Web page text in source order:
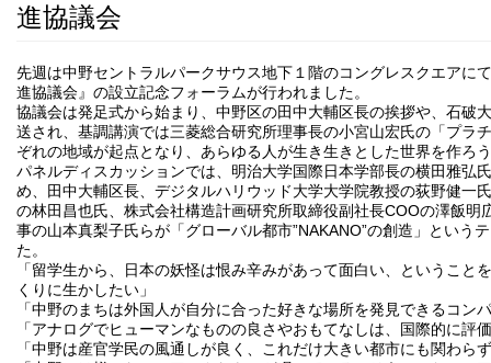
進協議会
先週は中野セントラルパークサウス地下１階のコングレスクエアに
進協議会』の設立記念フォーラムが行われました。
協議会は発足式から始まり、中野区の田中大輔区長の挨拶や、石破
送され、基調講演では三菱総合研究所理事長の小宮山宏氏の「プラ
ぞれの地域が起点となり、あらゆる人が生き生きとした世界を作ろ
パネルディスカッションでは、明治大学国際日本学部長の横田雅弘
め、田中大輔区長、デジタルハリウッド大学大学院教授の荻野健一
の林田昌也氏、株式会社構造計画研究所取締役副社長COOの澤飯明
事の山本真梨子氏らが「グローバル都市”NAKANO”の創造」という
た。
「留学生から、日本の妖怪は恨み辛みがあって面白い、ということ
くりに生かしたい」
「中野のまちは外国人が自分に合った好きな場所を発見できるコン
「アナログでヒューマンなものの良さやおもてなしは、国際的に評
「中野は産官学民の風通しが良く、これだけ大きい都市にも関わら